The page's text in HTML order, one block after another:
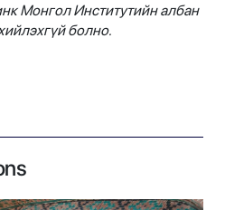
Монгол Институтийн албан
болно.